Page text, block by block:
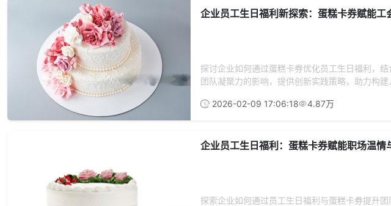
企业员工生日福利新探索：蛋糕卡券赋能工
探讨企业如何通过蛋糕卡券优化员工生日福利，
团队凝聚力的影响，提供创新实践策略，助力构建
2026-02-09 17:06:18 4.87万
企业员工生日福利：蛋糕卡券赋能职场温情
探索企业如何通过员工生日福利与蛋糕卡券提升